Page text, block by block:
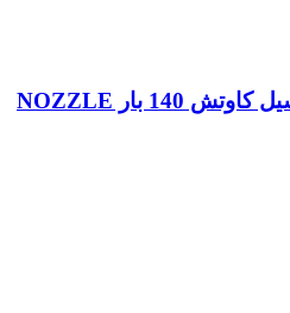
نوزل بشبوري مسدس غسيل كاوتش 140 بار NOZZLE